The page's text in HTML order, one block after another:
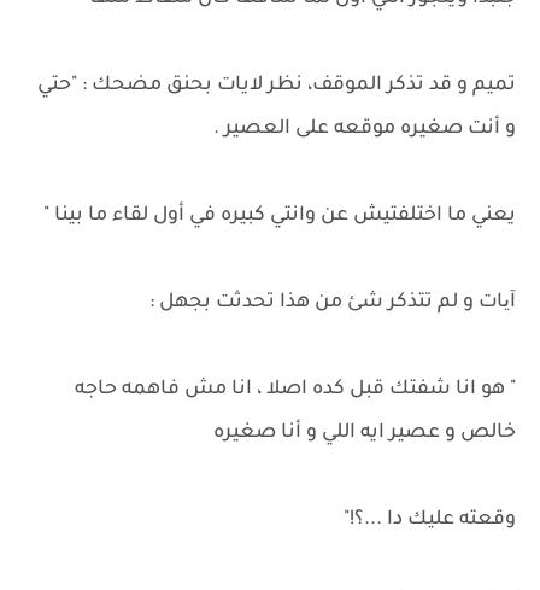
تميم و قد تذكر الموقف، نظر لايات بحنق مضحك : "حتي
و أنت صغيره موقعه على العصير .
يعني ما اختلفتيش عن وانتي كبيره في أول لقاء ما بينا "
آیات و لم تتذكر شئ من هذا تحدثت بجهل :
" هو انا شفتك قبل كده اصلا ، انا مش فاهمه حاجه
خالص و عصير ايه اللي و أنا صغيره
وقعته عليك دا ...؟!"